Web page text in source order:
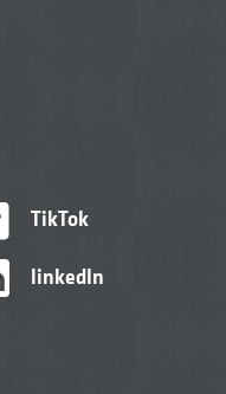
TikTok
linkedIn